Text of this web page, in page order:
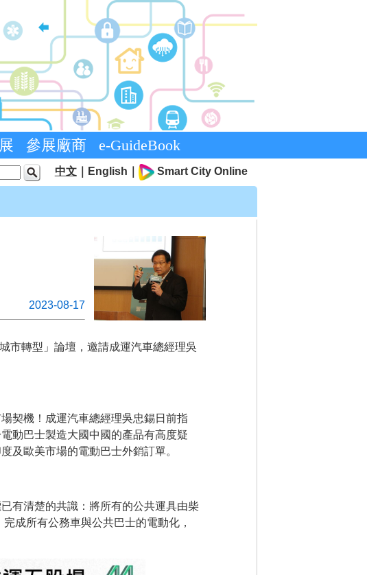
參展廠商 e-GuideBook
中文｜ English Smart City Online
2023-08-17
市轉型」論壇，邀請成運汽車總經理吳
契機！成運汽車總經理吳忠錫日前指
動巴士製造大國中國的產品有高度疑
及歐美市場的電動巴士外銷訂單。
有清楚的共識：將所有的公共運具由柴
成所有公務車與公共巴士的電動化，